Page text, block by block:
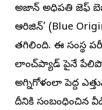
అమెజాన్‌ అధిపతి జెఫ్‌
ఆరిజిన్‌’ (Blue
తగిలింది. ఈ సంస్థ
లాంచ్‌ప్యాడ్‌ పైనే
అగ్నిగోళంలా పెద్ద
దీనికి సంబంధించిన